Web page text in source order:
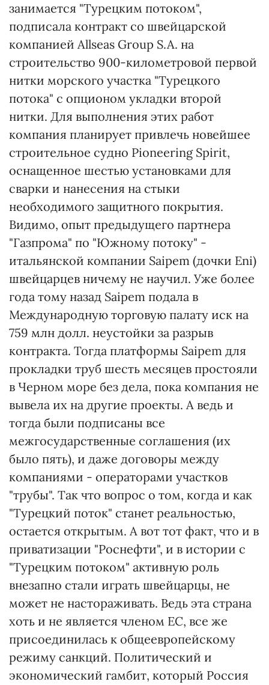
занимается "Турецким потоком",
подписала контракт со швейцарской
компанией Allseas Group S.A. на
строительство 900-километровой первой
нитки морского участка "Турецкого
потока" с опционом укладки второй
нитки. Для выполнения этих работ
компания планирует привлечь новейшее
строительное судно Pioneering Spirit,
оснащенное шестью установками для
сварки и нанесения на стыки
необходимого защитного покрытия.
Видимо, опыт предыдущего партнера
"Газпрома" по "Южному потоку" -
итальянской компании Saipem (дочки Eni)
швейцарцев ничему не научил. Уже более
года тому назад Saipem подала в
Международную торговую палату иск на
759 млн долл. неустойки за разрыв
контракта. Тогда платформы Saipem для
прокладки труб шесть месяцев простояли
в Черном море без дела, пока компания не
вывела их на другие проекты. А ведь и
тогда были подписаны все
межгосударственные соглашения (их
было пять), и даже договоры между
компаниями - операторами участков
"трубы". Так что вопрос о том, когда и как
"Турецкий поток" станет реальностью,
остается открытым. А вот тот факт, что и в
приватизации "Роснефти", и в истории с
"Турецким потоком" активную роль
внезапно стали играть швейцарцы, не
может не настораживать. Ведь эта страна
хоть и не является членом ЕС, все же
присоединилась к общеевропейскому
режиму санкций. Политический и
экономический гамбит, который Россия